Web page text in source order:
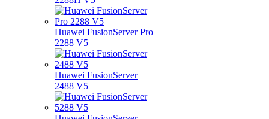
Huawei FusionServer Pro
2288 V5
Huawei FusionServer
2488 V5